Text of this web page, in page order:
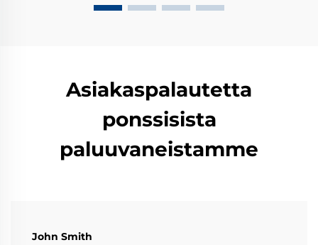
tehokkaat suodattimet ja huoltotoimet, jotka pitävät
Asiakaspalautetta
ponssisista
paluuvaneistamme
John Smith